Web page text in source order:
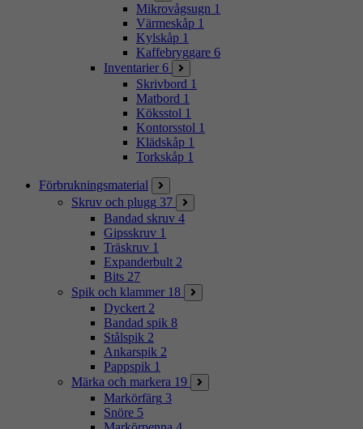
Mikrovågsugn 1
Värmeskåp 1
Kylskåp 1
Kaffebryggare 6
Inventarier 6
Skrivbord 1
Matbord 1
Köksstol 1
Kontorsstol 1
Klädskåp 1
Torkskåp 1
Förbrukningsmaterial
Skruv och plugg 37
Bandad skruv 4
Gipsskruv 1
Träskruv 1
Expanderbult 2
Bits 27
Spik och klammer 18
Dyckert 2
Bandad spik 8
Stålspik 2
Ankarspik 2
Pappspik 1
Märka och markera 19
Markörfärg 3
Snöre 5